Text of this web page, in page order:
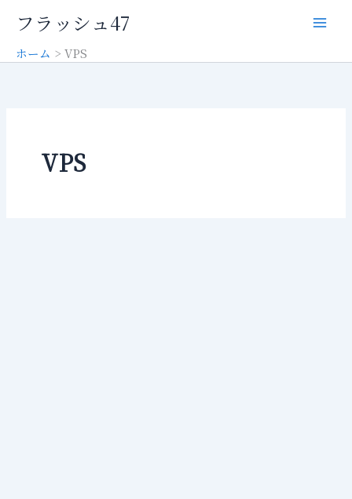
ス
フラッシュ47
ホーム VPS
VPS